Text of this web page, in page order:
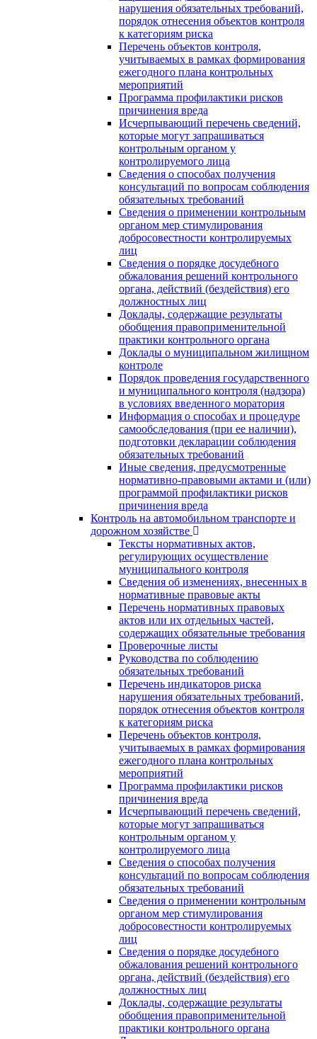
нарушения обязательных требований,
порядок отнесения объектов контроля
к категориям риска
Перечень объектов контроля,
учитываемых в рамках формирования
ежегодного плана контрольных
мероприятий
Программа профилактики рисков
причинения вреда
Исчерпывающий перечень сведений,
которые могут запрашиваться
контрольным органом у
контролируемого лица
Сведения о способах получения
консультаций по вопросам соблюдения
обязательных требований
Сведения о применении контрольным
органом мер стимулирования
добросовестности контролируемых
лиц
Сведения о порядке досудебного
обжалования решений контрольного
органа, действий (бездействия) его
должностных лиц
Доклады, содержащие результаты
обобщения правоприменительной
практики контрольного органа
Доклады о муниципальном жилищном
контроле
Порядок проведения государственного
и муниципального контроля (надзора)
в условиях введенного моратория
Информация о способах и процедуре
самообследования (при ее наличии),
подготовки декларации соблюдения
обязательных требований
Иные сведения, предусмотренные
нормативно-правовыми актами и (или)
программой профилактики рисков
причинения вреда
Контроль на автомобильном транспорте и
дорожном хозяйстве
Тексты нормативных актов,
регулирующих осуществление
муниципального контроля
Сведения об изменениях, внесенных в
нормативные правовые акты
Перечень нормативных правовых
актов или их отдельных частей,
содержащих обязательные требования
Проверочные листы
Руководства по соблюдению
обязательных требований
Перечень индикаторов риска
нарушения обязательных требований,
порядок отнесения объектов контроля
к категориям риска
Перечень объектов контроля,
учитываемых в рамках формирования
ежегодного плана контрольных
мероприятий
Программа профилактики рисков
причинения вреда
Исчерпывающий перечень сведений,
которые могут запрашиваться
контрольным органом у
контролируемого лица
Сведения о способах получения
консультаций по вопросам соблюдения
обязательных требований
Сведения о применении контрольным
органом мер стимулирования
добросовестности контролируемых
лиц
Сведения о порядке досудебного
обжалования решений контрольного
органа, действий (бездействия) его
должностных лиц
Доклады, содержащие результаты
обобщения правоприменительной
практики контрольного органа